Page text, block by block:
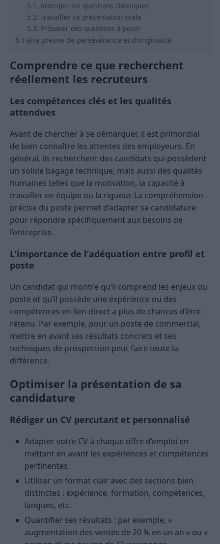
Anticiper les questions classiques
Travailler sa présentation orale
Préparer des questions à poser
Faire preuve de persévérance et d’originalité
Comprendre ce que recherchent
réellement les recruteurs
Les compétences clés et les qualités
attendues
Avant de chercher à se démarquer, il est primordial
de bien connaître les attentes des employeurs. En
général, ils recherchent des candidats qui possèdent
un solide bagage technique, mais aussi des qualités
humaines telles que la motivation, la capacité à
travailler en équipe ou la rigueur. La compréhension
précise du poste permet d’adapter sa candidature
pour répondre spécifiquement aux besoins de
l’entreprise.
L’importance de l’adéquation entre profil et
poste
Un candidat qui montre qu’il comprend les enjeux du
poste et qu’il possède une expérience ou des
compétences en lien direct a plus de chances d’être
retenu. Par exemple, pour un poste de commercial,
mettre en avant ses résultats concrets et ses
techniques de prospection peut faire toute la
différence.
Optimiser la présentation de sa
candidature
Rédiger un CV percutant et personnalisé
Adapter votre CV à chaque offre d’emploi en
mettant en avant les expériences et compétences
pertinentes.
Utiliser un format clair avec des sections bien
distinctes : expérience, formation, compétences,
langues, etc.
Quantifier ses résultats : par exemple, «
augmentation des ventes de 20 % en un an » ou «